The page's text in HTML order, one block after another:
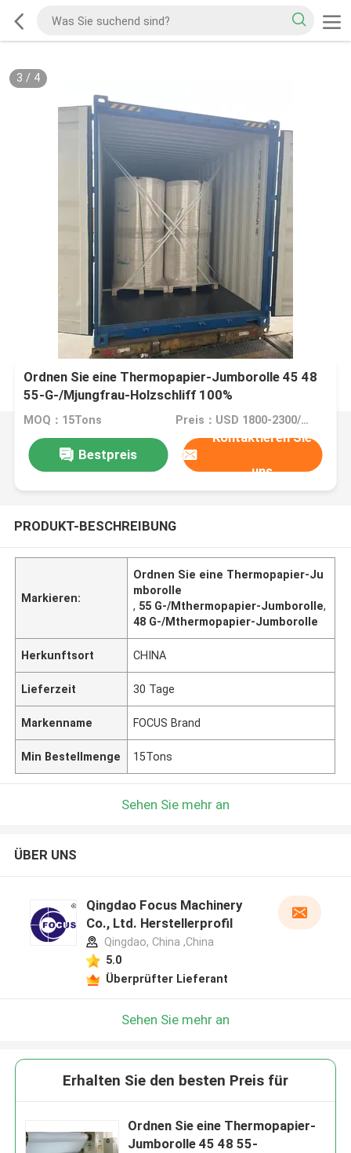
3 / 4
Ordnen Sie eine Thermopapier-Jumborolle 45 48
55-G-/Mjungfrau-Holzschliff 100%
MOQ：15Tons Preis：USD 1800-2300/ton
Bestpreis
Kontaktieren Sie
uns
PRODUKT-BESCHREIBUNG
Markieren:
Ordnen Sie eine Thermopapier-Ju
mborolle
, 55 G-/Mthermopapier-Jumborolle,
48 G-/Mthermopapier-Jumborolle
Herkunftsort CHINA
Lieferzeit 30 Tage
Markenname FOCUS Brand
Min Bestellmenge 15Tons
Sehen Sie mehr an
ÜBER UNS
Qingdao Focus Machinery
Co., Ltd. Herstellerprofil
Qingdao, China ,China
5.0
Überprüfter Lieferant
Sehen Sie mehr an
Erhalten Sie den besten Preis für
Ordnen Sie eine Thermopapier-
Jumborolle 45 48 55-